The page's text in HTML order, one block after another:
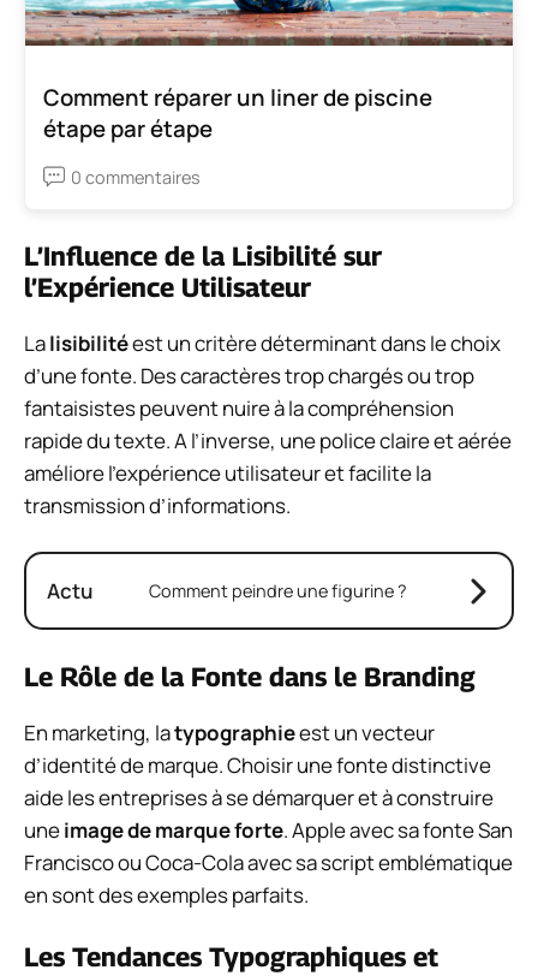
Comment réparer un liner de piscine
étape par étape
0 commentaires
L’Influence de la Lisibilité sur
l’Expérience Utilisateur
Lalisibilitéest un critère déterminant dans le choix
d’une fonte. Des caractères trop chargés ou trop
fantaisistes peuvent nuire à la compréhension
rapide du texte. A l’inverse, une police claire et aérée
améliore l’expérience utilisateur et facilite la
transmission d’informations.
Actu Comment peindre une figurine ?
Le Rôle de la Fonte dans le Branding
En marketing, latypographieest un vecteur
d’identité de marque. Choisir une fonte distinctive
aide les entreprises à se démarquer et à construire
uneimage de marque forte. Apple avec sa fonte San
Francisco ou Coca-Cola avec sa script emblématique
en sont des exemples parfaits.
Les Tendances Typographiques et